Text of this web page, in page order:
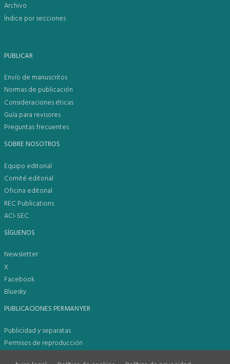
Archivo
Índice por secciones
PUBLICAR
Envío de manuscritos
Normas de publicación
Consideraciones éticas
Guía para revisores
Preguntas frecuentes
SOBRE NOSOTROS
Equipo editorial
Comité editorial
Oficina editorial
REC Publications
ACI-SEC
SÍGUENOS
Newsletter
X
Facebook
Bluesky
PUBLICACIONES PERMANYER
Publicidad y separatas
Permisos de reproducción